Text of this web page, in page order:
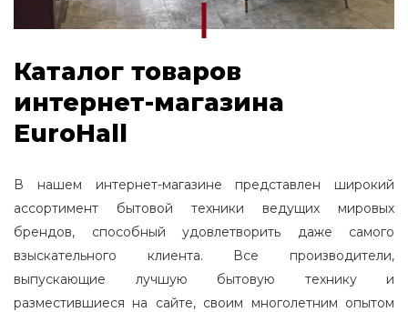
Каталог товаров
интернет-магазина
EuroHall
В нашем интернет-магазине представлен широкий
ассортимент бытовой техники ведущих мировых
брендов, способный удовлетворить даже самого
взыскательного клиента. Все производители,
выпускающие лучшую бытовую технику и
разместившиеся на сайте, своим многолетним опытом